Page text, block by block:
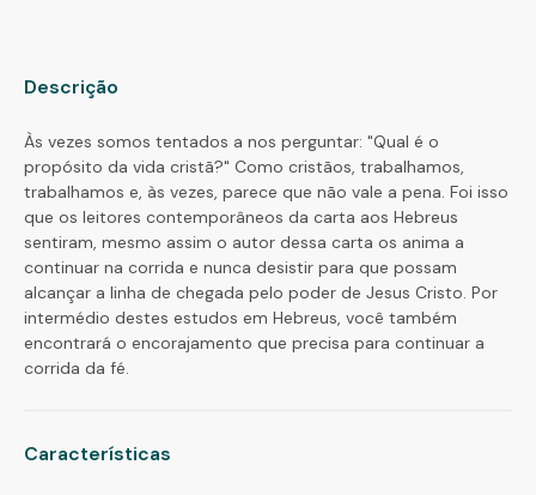
Descrição
Às vezes somos tentados a nos perguntar: "Qual é o
propósito da vida cristã?" Como cristãos, trabalhamos,
trabalhamos e, às vezes, parece que não vale a pena. Foi isso
que os leitores contemporâneos da carta aos Hebreus
sentiram, mesmo assim o autor dessa carta os anima a
continuar na corrida e nunca desistir para que possam
alcançar a linha de chegada pelo poder de Jesus Cristo. Por
intermédio destes estudos em Hebreus, você também
encontrará o encorajamento que precisa para continuar a
corrida da fé.
Características